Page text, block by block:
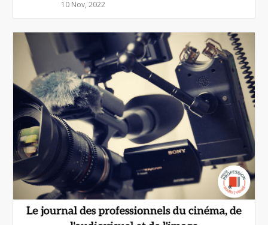
10 Nov, 2022